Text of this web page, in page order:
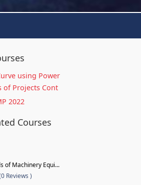
using Power
of Projects Cont
2022
Courses
of Machinery Equi...
Reviews )